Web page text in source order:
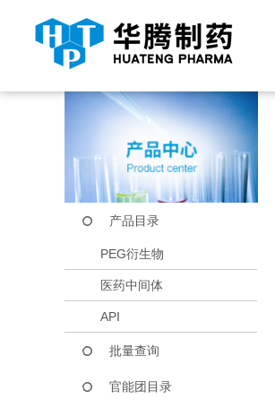
当前位置： 首页 产品中心
产品目录
PEG衍生物
医药中间体
API
批量查询
官能团目录